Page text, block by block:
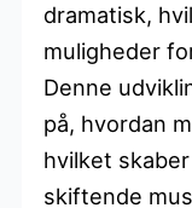
dramatisk,
muligheder
Denne
på, hvordan
hvilket
skiftende